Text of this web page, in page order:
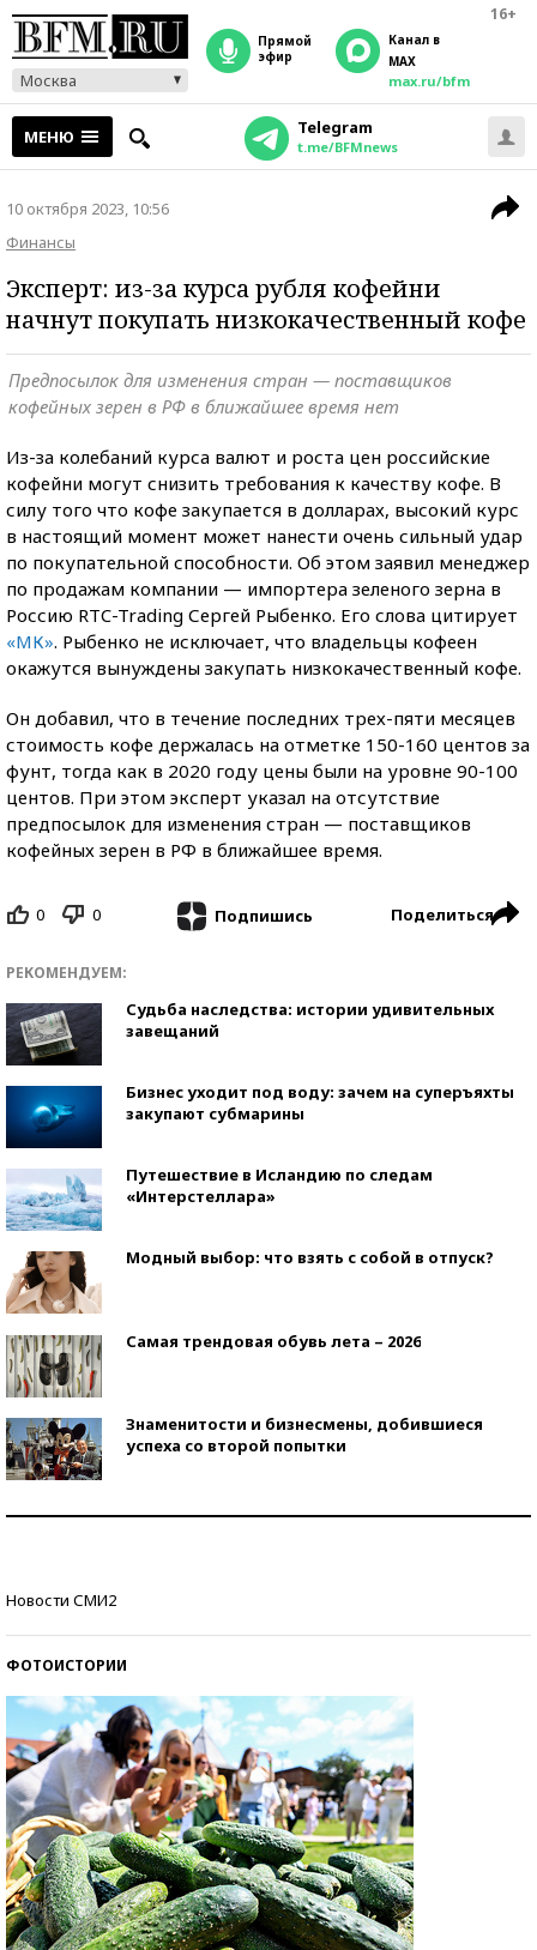
16+
Москва
прямой
эфир
Канал в
MAX
max.ru/bfm
МЕНЮ Telegram
t.me/BFMnews
10 октября 2023, 10:56
Финансы
Эксперт: из-за курса рубля кофейни
начнут покупать низкокачественный кофе
Предпосылок для изменения стран — поставщиков
кофейных зерен в РФ в ближайшее время нет
Из-за колебаний курса валют и роста цен российские
кофейни могут снизить требования к качеству кофе. В
силу того что кофе закупается в долларах, высокий курс
в настоящий момент может нанести очень сильный удар
по покупательной способности. Об этом заявил менеджер
по продажам компании — импортера зеленого зерна в
Россию RTC-Trading Сергей Рыбенко. Его слова цитирует
«МК». Рыбенко не исключает, что владельцы кофеен
окажутся вынуждены закупать низкокачественный кофе.
Он добавил, что в течение последних трех-пяти месяцев
стоимость кофе держалась на отметке 150-160 центов за
фунт, тогда как в 2020 году цены были на уровне 90-100
центов. При этом эксперт указал на отсутствие
предпосылок для изменения стран — поставщиков
кофейных зерен в РФ в ближайшее время.
0 0 Подпишись Поделиться
РЕКОМЕНДУЕМ:
Судьба наследства: истории удивительных
завещаний
Бизнес уходит под воду: зачем на суперъяхты
закупают субмарины
Путешествие в Исландию по следам
«Интерстеллара»
Модный выбор: что взять с собой в отпуск?
Самая трендовая обувь лета – 2026
Знаменитости и бизнесмены, добившиеся
успеха со второй попытки
Новости СМИ2
ФОТОИСТОРИИ